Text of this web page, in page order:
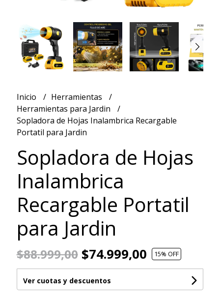
Inicio
Herramientas
Herramientas para Jardin
Sopladora de Hojas Inalambrica Recargable
Portatil para Jardin
Sopladora de Hojas
Inalambrica
Recargable Portatil
para Jardin
$88.999,00$74.999,00 15% OFF
Ver cuotas y descuentos